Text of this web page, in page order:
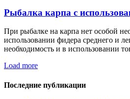
Рыбалка карпа с
При рыбалке на карпа нет особой
использовании фидера среднего и
необходимость и в использовании
Load more
Последние публикации